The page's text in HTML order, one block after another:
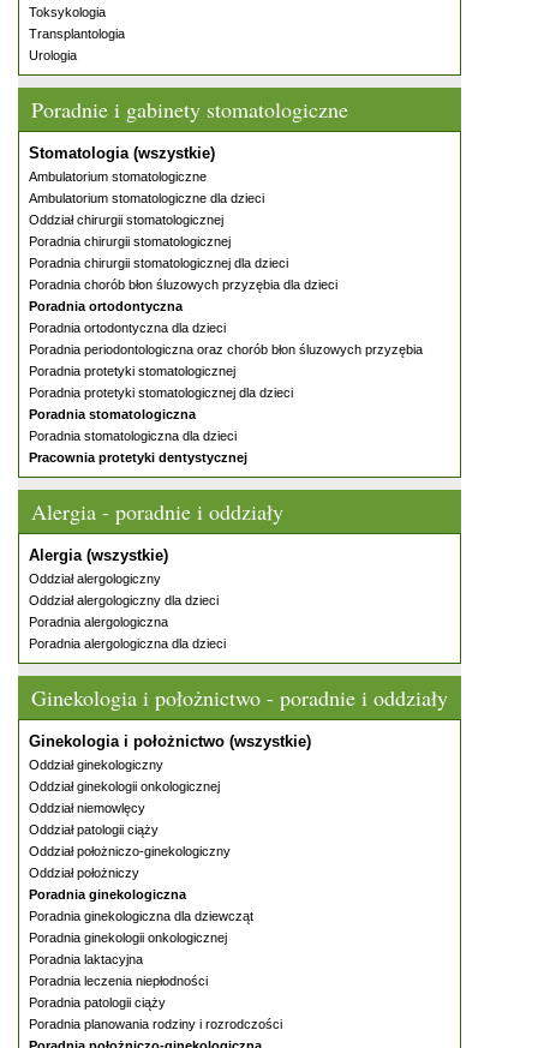
Toksykologia
Transplantologia
Urologia
Poradnie i gabinety stomatologiczne
Stomatologia (wszystkie)
Ambulatorium stomatologiczne
Ambulatorium stomatologiczne dla dzieci
Oddział chirurgii stomatologicznej
Poradnia chirurgii stomatologicznej
Poradnia chirurgii stomatologicznej dla dzieci
Poradnia chorób błon śluzowych przyzębia dla dzieci
Poradnia ortodontyczna
Poradnia ortodontyczna dla dzieci
Poradnia periodontologiczna oraz chorób błon śluzowych przyzębia
Poradnia protetyki stomatologicznej
Poradnia protetyki stomatologicznej dla dzieci
Poradnia stomatologiczna
Poradnia stomatologiczna dla dzieci
Pracownia protetyki dentystycznej
Alergia - poradnie i oddziały
Alergia (wszystkie)
Oddział alergologiczny
Oddział alergologiczny dla dzieci
Poradnia alergologiczna
Poradnia alergologiczna dla dzieci
Ginekologia i położnictwo - poradnie i oddziały
Ginekologia i położnictwo (wszystkie)
Oddział ginekologiczny
Oddział ginekologii onkologicznej
Oddział niemowlęcy
Oddział patologii ciąży
Oddział położniczo-ginekologiczny
Oddział położniczy
Poradnia ginekologiczna
Poradnia ginekologiczna dla dziewcząt
Poradnia ginekologii onkologicznej
Poradnia laktacyjna
Poradnia leczenia niepłodności
Poradnia patologii ciąży
Poradnia planowania rodziny i rozrodczości